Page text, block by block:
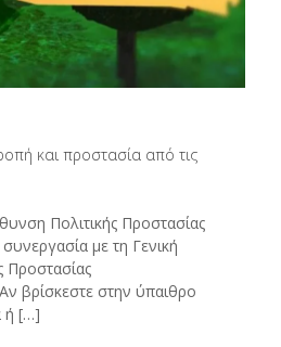
και προστασία από τις
Πολιτικής Προστασίας
με τη Γενική
Προστασίας
βρίσκεστε στην ύπαιθρο
ή […]